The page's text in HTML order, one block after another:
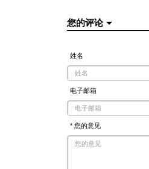
您的评论
姓名
电子邮箱
* 您的意见